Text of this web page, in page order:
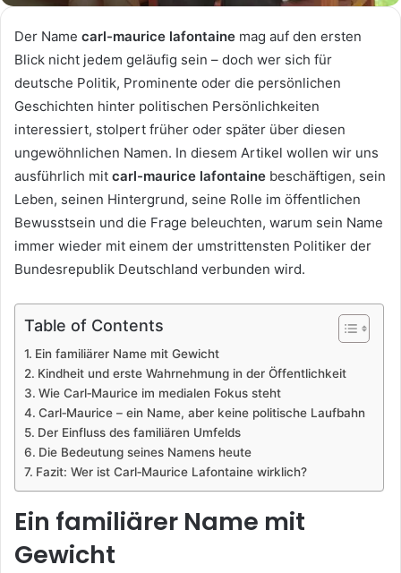
Der Name carl-maurice lafontaine mag auf den ersten
Blick nicht jedem geläufig sein – doch wer sich für
deutsche Politik, Prominente oder die persönlichen
Geschichten hinter politischen Persönlichkeiten
interessiert, stolpert früher oder später über diesen
ungewöhnlichen Namen. In diesem Artikel wollen wir uns
ausführlich mit carl-maurice lafontaine beschäftigen, sein
Leben, seinen Hintergrund, seine Rolle im öffentlichen
Bewusstsein und die Frage beleuchten, warum sein Name
immer wieder mit einem der umstrittensten Politiker der
Bundesrepublik Deutschland verbunden wird.
Table of Contents
Ein familiärer Name mit Gewicht
Kindheit und erste Wahrnehmung in der Öffentlichkeit
Wie Carl‑Maurice im medialen Fokus steht
Carl‑Maurice – ein Name, aber keine politische Laufbahn
Der Einfluss des familiären Umfelds
Die Bedeutung seines Namens heute
Fazit: Wer ist Carl‑Maurice Lafontaine wirklich?
Ein familiärer Name mit
Gewicht